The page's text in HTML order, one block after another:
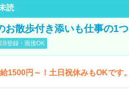
読
お散歩付き添いも仕事の1つ
登録・面接OK
円～！土日祝休みもOKです。